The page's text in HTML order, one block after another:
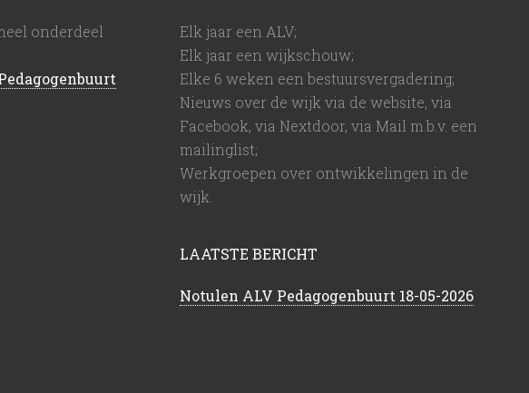
onderdeel
Elk jaar een ALV;
Elk jaar een wijkschouw;
Elke 6 weken een bestuursvergadering;
Nieuws over de wijk via de website, via
Facebook, via Nextdoor, via Mail m.b.v. een
mailinglist;
Werkgroepen over ontwikkelingen in de
wijk.
LAATSTE BERICHT
Notulen ALV Pedagogenbuurt 18-05-2026